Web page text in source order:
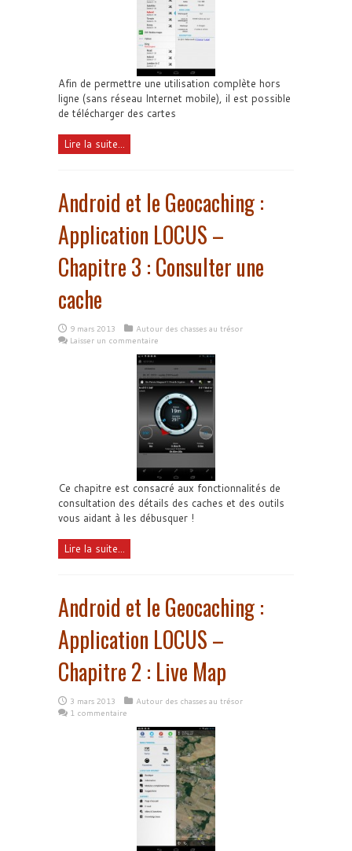
Afin de permettre une utilisation complète hors
ligne (sans réseau Internet mobile), il est possible
de télécharger des cartes
Lire la suite...
Android et le Geocaching :
Application LOCUS –
Chapitre 3 : Consulter une
cache
9 mars 2013
Autour des chasses au trésor
Laisser un commentaire
Ce chapitre est consacré aux fonctionnalités de
consultation des détails des caches et des outils
vous aidant à les débusquer !
Lire la suite...
Android et le Geocaching :
Application LOCUS –
Chapitre 2 : Live Map
3 mars 2013
Autour des chasses au trésor
1 commentaire